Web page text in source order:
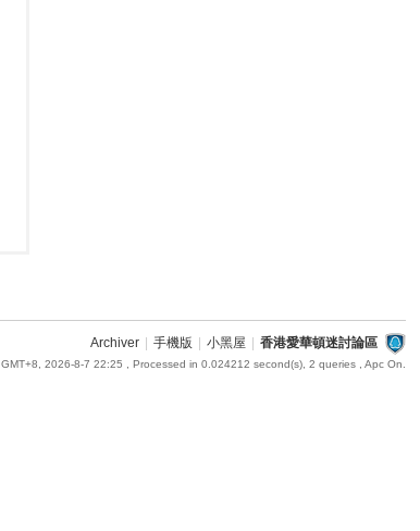
Archiver 手機版 小黑屋 香港愛華頓迷討論區
GMT+8, 2026-8-7 22:25 , Processed in 0.024212 second(s), 2 queries , Apc On.